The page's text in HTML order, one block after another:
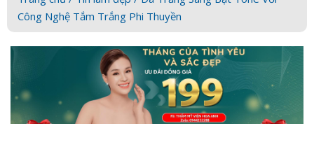
Công Nghệ Tắm Trắng Phi Thuyền